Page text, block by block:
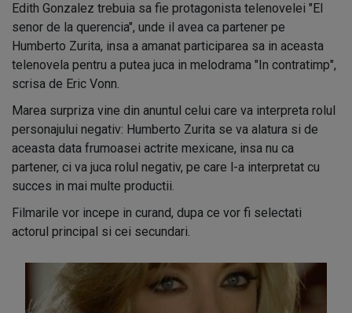
Edith Gonzalez trebuia sa fie protagonista telenovelei "El
senor de la querencia", unde il avea ca partener pe
Humberto Zurita, insa a amanat participarea sa in aceasta
telenovela pentru a putea juca in melodrama "In contratimp",
scrisa de Eric Vonn.
Marea surpriza vine din anuntul celui care va interpreta rolul
personajului negativ: Humberto Zurita se va alatura si de
aceasta data frumoasei actrite mexicane, insa nu ca
partener, ci va juca rolul negativ, pe care l-a interpretat cu
succes in mai multe productii.
Filmarile vor incepe in curand, dupa ce vor fi selectati
actorul principal si cei secundari.